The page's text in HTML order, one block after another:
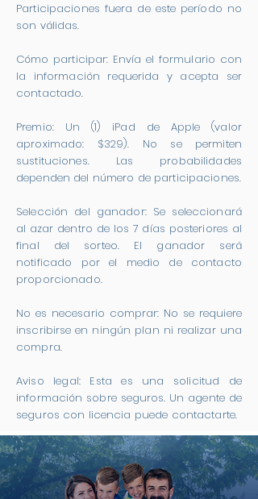
Participaciones fuera de este período no
son válidas.
Cómo participar: Envía el formulario con
la información requerida y acepta ser
contactado.
Premio: Un (1) iPad de Apple (valor
aproximado: $329). No se permiten
sustituciones. Las probabilidades
dependen del número de participaciones.
Selección del ganador: Se seleccionará
al azar dentro de los 7 días posteriores al
final del sorteo. El ganador será
notificado por el medio de contacto
proporcionado.
No es necesario comprar: No se requiere
inscribirse en ningún plan ni realizar una
compra.
Aviso legal: Esta es una solicitud de
información sobre seguros. Un agente de
seguros con licencia puede contactarte.